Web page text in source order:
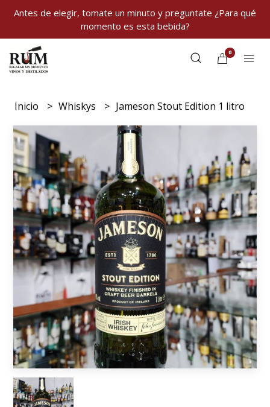
Antes de elegir, tomate un minuto y preguntate ¿Para qué
momento es esta bebida?
0
Inicio Whiskys Jameson Stout Edition 1 litro